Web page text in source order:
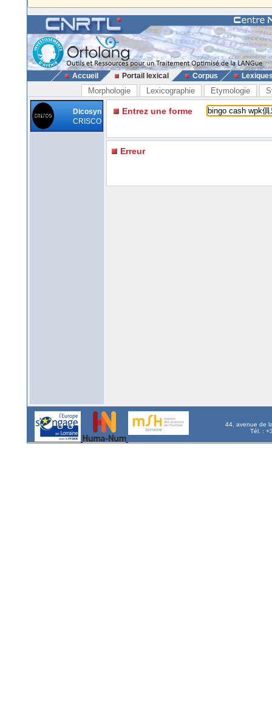
Accueil Portail lexical Corpus
Morphologie Lexicographie Etymologie
Dicosyn
CRISCO
Entrez une forme
Erreur
44, avenue de
Tél. :